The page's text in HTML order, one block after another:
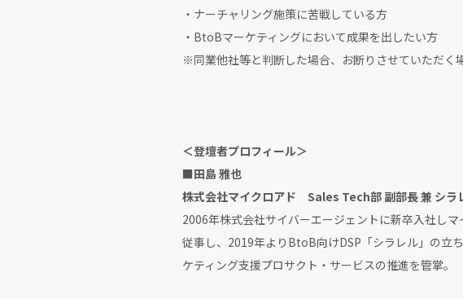
・ナーチャリング施策に苦戦している方
・BtoBマーケティングにおいて成果を出したい方
※同業他社等と判断した場合、お断りさせていただく
＜登壇者プロフィール＞
■田島 雅也
株式会社マイクロアド Sales Tech部 副部長 兼 シラ
2006年株式会社サイバーエージェントに新卒入社し
従事し、2019年よりBtoB向けDSP「シラレル」の立
ケティング支援プロサクト・サービスの推進を管掌。